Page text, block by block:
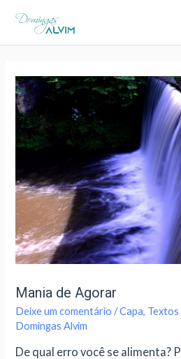
Mania de Agorar
Deixe um comentário /Capa, Textos
Domingas Alvim
De qual erro você se alimenta?